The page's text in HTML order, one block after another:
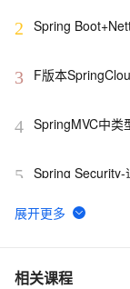
2 Spring
3 F版本
4 SpringMVC中类
5
6 spring boot 2以
7
相关课程